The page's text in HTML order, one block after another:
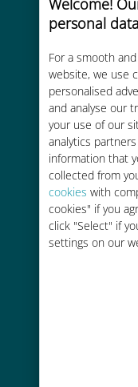
personal
For a smooth
website, we use
personalised
and analyse our
your use of our
analytics
information that
collected from
cookies with
cookies" if you
click "Select" if
settings on our
Fino al
tariffe